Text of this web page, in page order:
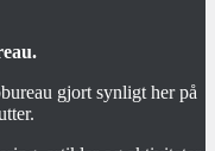
gjort synligt her på